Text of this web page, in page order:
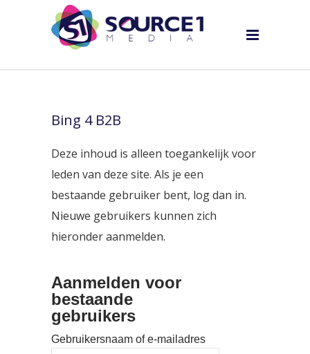
Bing 4 B2B
Deze inhoud is alleen toegankelijk voor
leden van deze site. Als je een
bestaande gebruiker bent, log dan in.
Nieuwe gebruikers kunnen zich
hieronder aanmelden.
Aanmelden voor
bestaande
gebruikers
Gebruikersnaam of e-mailadres